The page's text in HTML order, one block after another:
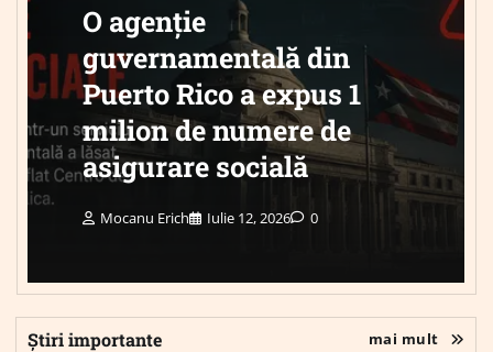
O agenție
guvernamentală din
Puerto Rico a expus 1
milion de numere de
asigurare socială
Mocanu Erich Iulie 12, 2026 0
Știri importante mai mult